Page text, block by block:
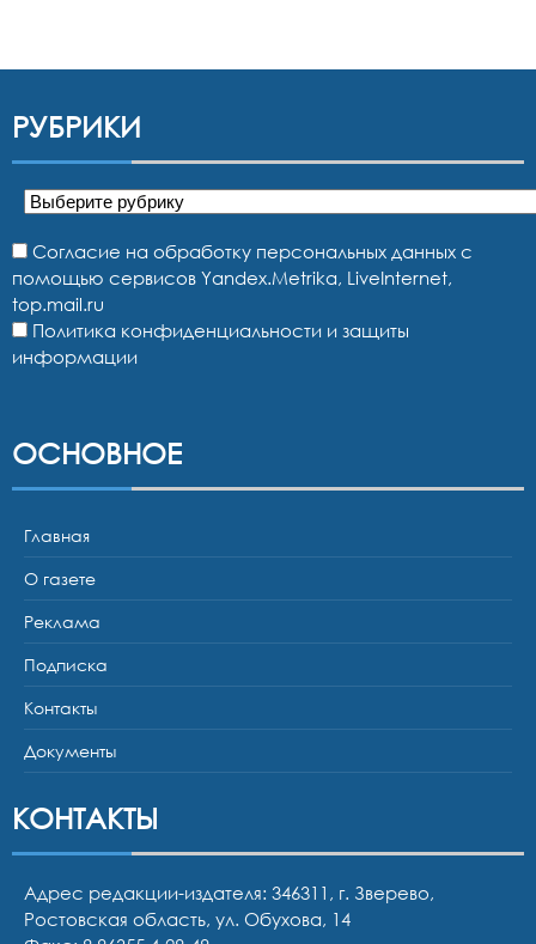
РУБРИКИ
Рубрики
Согласие на обработку персональных данных с
помощью сервисов Yandex.Metrika, LiveInternet,
top.mail.ru
Политика конфиденциальности и защиты
информации
ОСНОВНОЕ
Главная
О газете
Реклама
Подписка
Контакты
Документы
КОНТАКТЫ
Адрес редакции-издателя: 346311, г. Зверево,
Ростовская область, ул. Обухова, 14